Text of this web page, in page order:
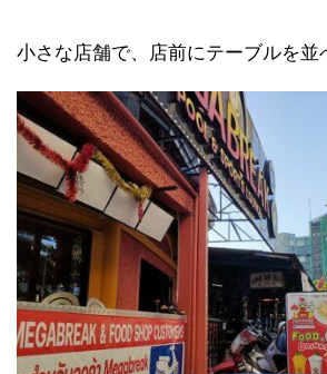
小さな店舗で、店前にテーブルを並